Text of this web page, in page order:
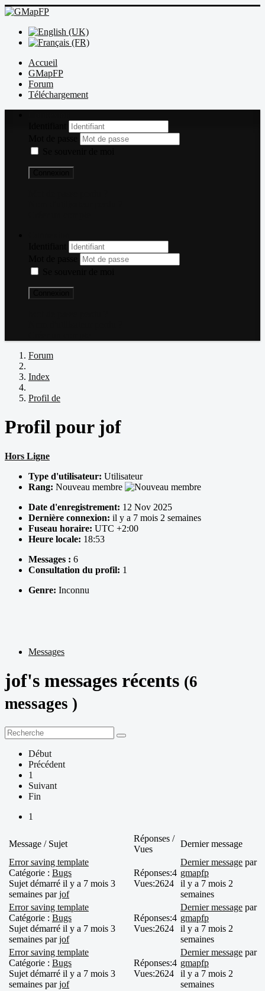
Accueil
GMapFP
Forum
Téléchargement
Forum
Index
Profil de
Profil pour jof
Hors Ligne
Type d'utilisateur: Utilisateur
Rang: Nouveau membre
Date d'enregistrement: 12 Nov 2025
Dernière connexion: il y a 7 mois 2 semaines
Fuseau horaire: UTC +2:00
Heure locale: 18:53
Messages : 6
Consultation du profil: 1
Genre: Inconnu
Messages
jof's messages récents (6
messages )
Début
Précédent
1
Suivant
Fin
1
Message / Sujet
Réponses /
Vues
Dernier message
Error saving template
Catégorie : Bugs
Sujet démarré il y a 7 mois 3
semaines parjof
Réponses:4
Vues:2624
Dernier message par
gmapfp
il y a 7 mois 2
semaines
Error saving template
Catégorie : Bugs
Sujet démarré il y a 7 mois 3
semaines parjof
Réponses:4
Vues:2624
Dernier message par
gmapfp
il y a 7 mois 2
semaines
Error saving template
Catégorie : Bugs
Sujet démarré il y a 7 mois 3
semaines parjof
Réponses:4
Vues:2624
Dernier message par
gmapfp
il y a 7 mois 2
semaines